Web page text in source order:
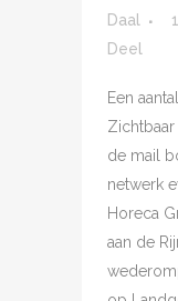
Daal
Deel
Een
de mail
netwerk
Horeca
aan de